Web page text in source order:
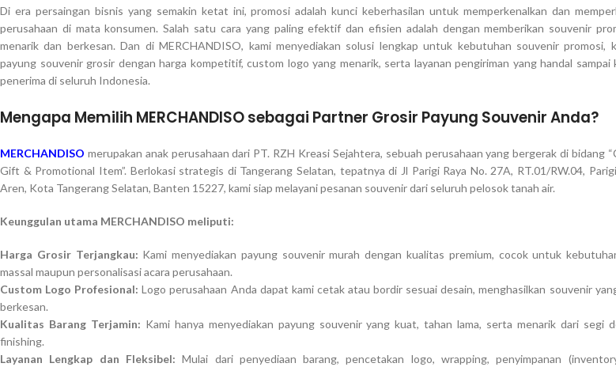
Di era persaingan bisnis yang semakin ketat ini, promosi adalah kunci keberhasilan untuk memperkenalkan dan
perusahaan di mata konsumen. Salah satu cara yang paling efektif dan efisien adalah dengan memberikan souvenir
menarik dan berkesan. Dan di MERCHANDISO, kami menyediakan solusi lengkap untuk kebutuhan souvenir promosi,
payung souvenir grosir dengan harga kompetitif, custom logo yang menarik, serta layanan pengiriman yang handal sampai
penerima di seluruh Indonesia.
Mengapa Memilih MERCHANDISO sebagai Partner Grosir Payung Souvenir Anda?
MERCHANDISO merupakan anak perusahaan dari PT. RZH Kreasi Sejahtera, sebuah perusahaan yang bergerak di bidang
Gift & Promotional Item”. Berlokasi strategis di Tangerang Selatan, tepatnya di Jl Parigi Raya No. 27A, RT.01/RW.04,
Aren, Kota Tangerang Selatan, Banten 15227, kami siap melayani pesanan souvenir dari seluruh pelosok tanah air.
Keunggulan utama MERCHANDISO meliputi:
Harga Grosir Terjangkau: Kami menyediakan payung souvenir murah dengan kualitas premium, cocok untuk
massal maupun personalisasi acara perusahaan.
Custom Logo Profesional: Logo perusahaan Anda dapat kami cetak atau bordir sesuai desain, menghasilkan souvenir
berkesan.
Kualitas Barang Terjamin: Kami hanya menyediakan payung souvenir yang kuat, tahan lama, serta menarik dari segi
finishing.
Layanan Lengkap dan Fleksibel: Mulai dari penyediaan barang, pencetakan logo, wrapping, penyimpanan